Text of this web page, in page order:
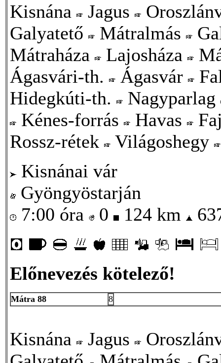
Kisnána Jagus
Galyatető
Mátralmás
Mátraháza
Lajosháza
Ágasvári-th.
Ágasvár
Hidegkúti-th.
Nagyparlag
Kénes-forrás
Havas
Rossz-rétek
Világoshegy
Kisnánai vár
Gyöngyöstarján
7:00 óra
0 124 km
Előnevezés kötelező!
Mátra 88 8
Kisnána Jagus